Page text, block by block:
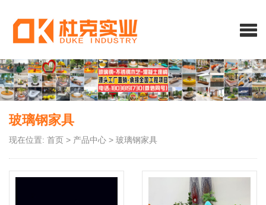
玻璃钢家具
现在位置: 首页 > 产品中心 > 玻璃钢家具